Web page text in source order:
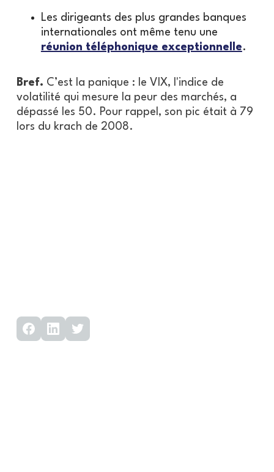
Les dirigeants des plus grandes banques
internationales ont même tenu une
réunion téléphonique exceptionnelle.
Bref. C’est la panique : le VIX, l'indice de
volatilité qui mesure la peur des marchés, a
dépassé les 50. Pour rappel, son pic était à 79
lors du krach de 2008.